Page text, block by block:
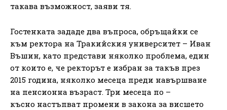
такава възможност, заяви тя.
Гостенката зададе два въпроса, обръщайки се
към ректора на Тракийския университет – Иван
Въшин, като представи няколко проблема, един
от които е, че ректорът е избран за такъв през
2015 година, няколко месеца преди навършване
на пенсионна възраст. Три месеца по –
късно настъпват промени в закона за висшето